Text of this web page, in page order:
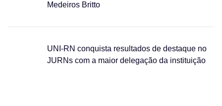
Medeiros Britto
UNI-RN conquista resultados de destaque no
JURNs com a maior delegação da instituição